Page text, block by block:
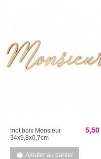
mot bois Monsieur
34x9,8x0,7cm
5,50
Ajouter au panier